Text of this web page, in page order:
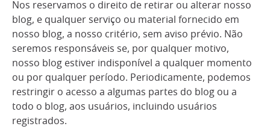
Nos reservamos o direito de retirar ou alterar nosso
blog, e qualquer serviço ou material fornecido em
nosso blog, a nosso critério, sem aviso prévio. Não
seremos responsáveis se, por qualquer motivo,
nosso blog estiver indisponível a qualquer momento
ou por qualquer período. Periodicamente, podemos
restringir o acesso a algumas partes do blog ou a
todo o blog, aos usuários, incluindo usuários
registrados.